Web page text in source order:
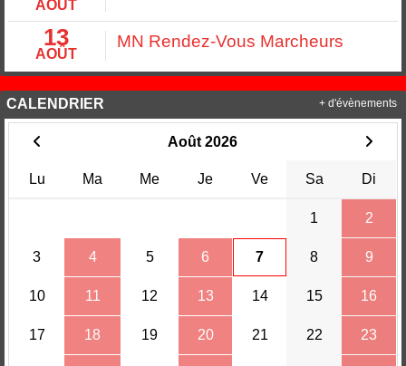
AOÛT
13
AOÛT
MN Rendez-Vous Marcheurs
CALENDRIER
Août 2026
Lu Ma Me Je Ve Sa Di
1 2
3 4 5 6 7 8 9
10 11 12 13 14 15 16
17 18 19 20 21 22 23
+ d'évènements